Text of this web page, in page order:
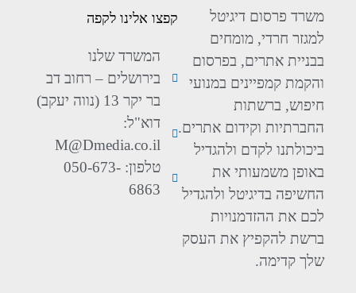
משרד פרסום דיגיטל
למגזר חרדי, מומחים
בבניית אתרים, בפרסום
והקמת קמפיינים במנועי
חיפוש, ברשתות
החברתיות וקידום אתרים.
ביכולתנו לקדם ולהגדיל
באופן משמעותי את
החשיפה בדיגיטל ולהגדיל
לכם את ההזדמנויות
ברשת להקפיץ את העסק
שלך קדימה.
קפצו אלינו לקפה
המשרד שלנו
בירושלים – רחוב דב
בר יקר 13 (נווה יעקב)
דוא"ל:
M@Dmedia.co.il
טלפון: 050-673-
6863